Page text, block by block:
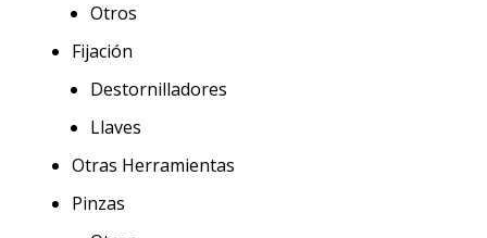
Otros
Fijación
Destornilladores
Llaves
Otras Herramientas
Pinzas